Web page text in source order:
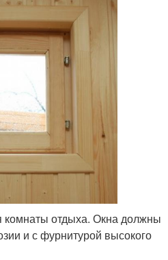
отдыха. Окна должны
и с фурнитурой высокого